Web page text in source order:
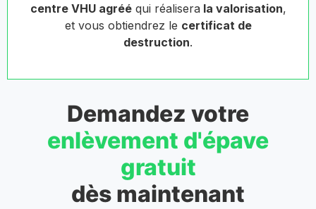
centre VHU agrééqui réalisera la valorisation,
et vous obtiendrez le certificat de
destruction.
Demandez votre
enlèvement d'épave
gratuit
dès maintenant